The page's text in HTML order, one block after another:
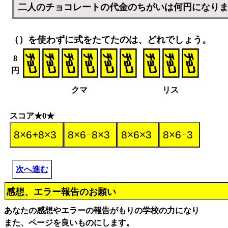
二人のチョコレートの代金のちがいは何円になり
（）を使わずに式をたてたのは、どれでしょう。
8
円
クマ リス
スコア★0★
次へ進む
感想、エラー報告のお願い
あなたの感想やエラーの報告がもりの学校の力になり
また、ページを良いものにします。